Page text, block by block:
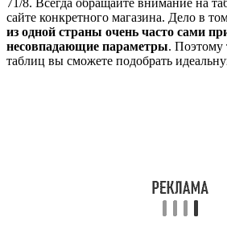
71/8. Всегда обращайте внимание на
сайте конкретного магазина. Дело в
из одной страны очень часто сами
несовпадающие параметры. Поэтому
таблиц вы сможете подобрать